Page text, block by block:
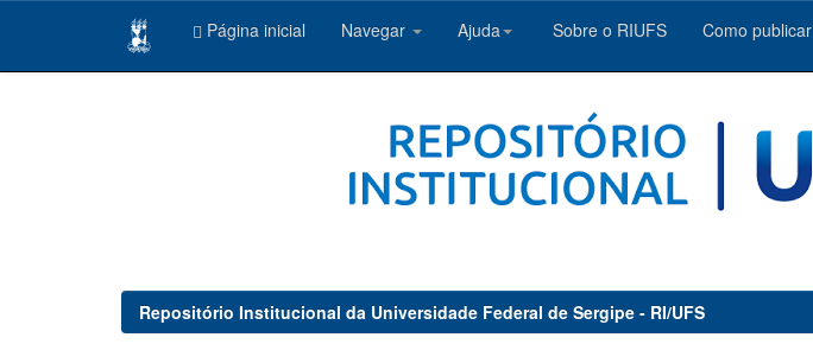
Página inicial Navegar Ajuda Sobre o RIUFS Como publicar
Repositório Institucional da Universidade Federal de Sergipe - RI/UFS